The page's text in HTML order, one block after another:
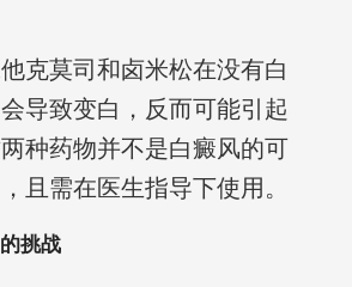
克莫司和卤米松在没有白
导致变白，反而可能引起
种药物并不是白癜风的可
且需在医生指导下使用。
挑战